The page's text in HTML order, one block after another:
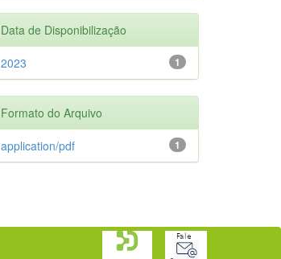
Data de Disponibilização
1
2023
Formato do Arquivo
1
application/pdf